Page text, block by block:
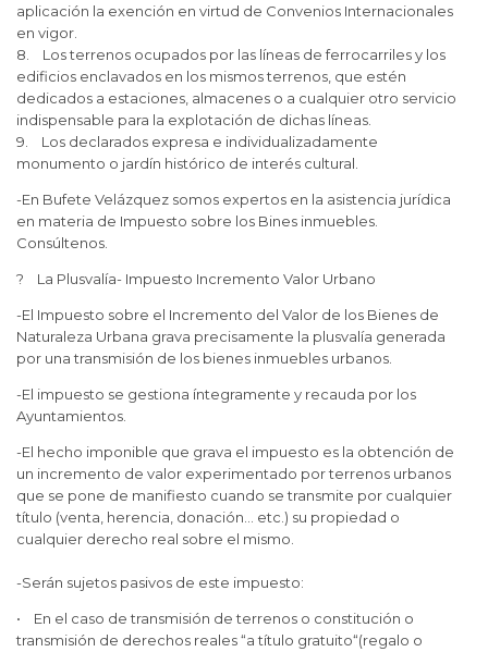
aplicación la exención en virtud de Convenios Internacionales
en vigor.
8. Los terrenos ocupados por las líneas de ferrocarriles y los
edificios enclavados en los mismos terrenos, que estén
dedicados a estaciones, almacenes o a cualquier otro servicio
indispensable para la explotación de dichas líneas.
9. Los declarados expresa e individualizadamente
monumento o jardín histórico de interés cultural.
-En Bufete Velázquez somos expertos en la asistencia jurídica
en materia de Impuesto sobre los Bines inmuebles.
Consúltenos.
? La Plusvalía- Impuesto Incremento Valor Urbano
-El Impuesto sobre el Incremento del Valor de los Bienes de
Naturaleza Urbana grava precisamente la plusvalía generada
por una transmisión de los bienes inmuebles urbanos.
-El impuesto se gestiona íntegramente y recauda por los
Ayuntamientos.
-El hecho imponible que grava el impuesto es la obtención de
un incremento de valor experimentado por terrenos urbanos
que se pone de manifiesto cuando se transmite por cualquier
título (venta, herencia, donación… etc.) su propiedad o
cualquier derecho real sobre el mismo.
-Serán sujetos pasivos de este impuesto:
• En el caso de transmisión de terrenos o constitución o
transmisión de derechos reales “a título gratuito“(regalo o